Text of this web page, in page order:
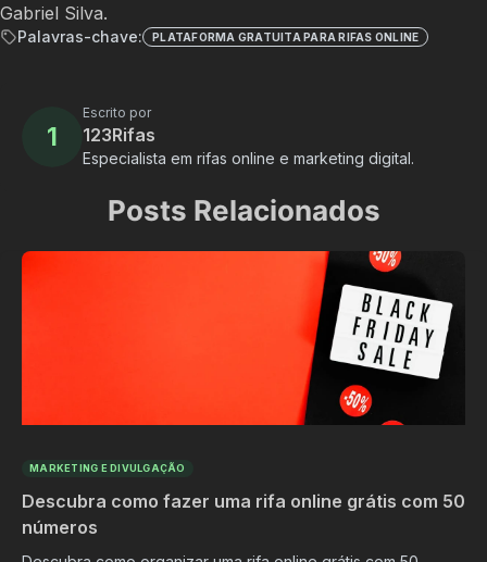
Gabriel Silva.
Palavras-chave: PLATAFORMA GRATUITA PARA RIFAS ONLINE
1
Escrito por
123Rifas
Especialista em rifas online e marketing digital.
Posts Relacionados
MARKETING E DIVULGAÇÃO
Descubra como fazer uma rifa online grátis com 50
números